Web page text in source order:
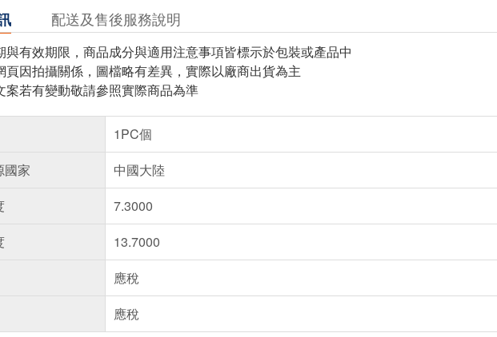
配送及售後服務說明
與有效期限，商品成分與適用注意事項皆標示於包裝或產品中
頁因拍攝關係，圖檔略有差異，實際以廠商出貨為主
案若有變動敬請參照實際商品為準
1PC個
國家
中國大陸
7.3000
13.7000
應稅
應稅